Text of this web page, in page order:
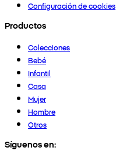
Configuración de cookies
Productos
Colecciones
Bebé
Infantil
Casa
Mujer
Hombre
Otros
Síguenos en: